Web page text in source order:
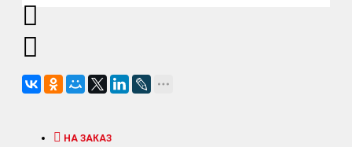
НА ЗАКАЗ